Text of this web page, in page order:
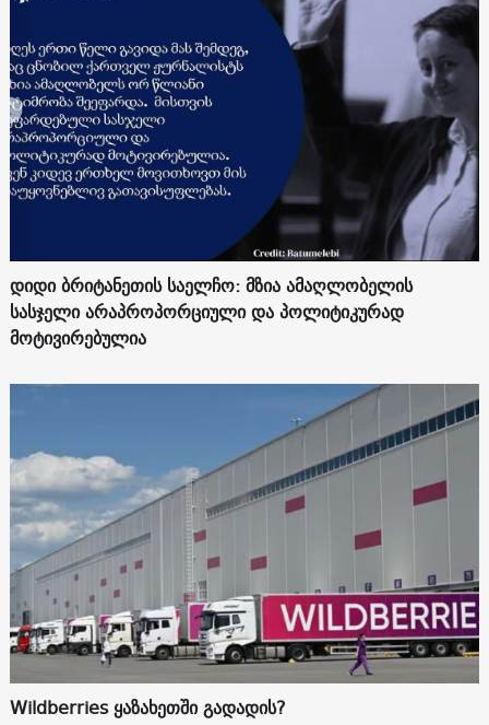
დიდი ბრიტანეთის საელჩო: მზია ამაღლობელის
სასჯელი არაპროპორციული და პოლიტიკურად
მოტივირებულია
Wildberries ყაზახეთში გადადის?